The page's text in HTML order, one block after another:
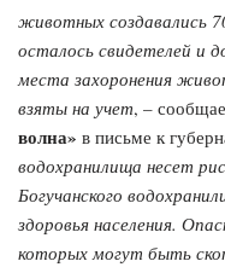
животных создавались
осталось свидетелей и
места захоронения
взяты на учет, –
волна» в письме к
водохранилища несет
Богучанского
здоровья населения.
которых могут быть